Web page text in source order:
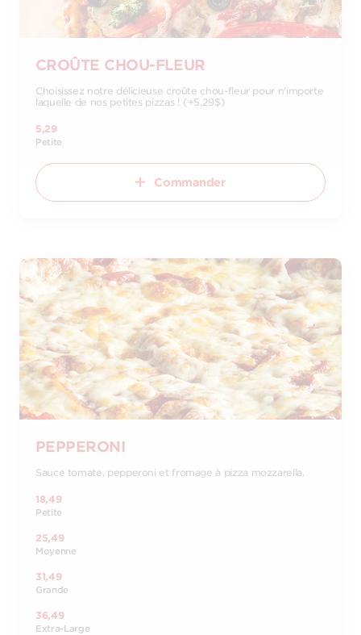
CROÛTE CHOU-FLEUR
Choisissez notre délicieuse croûte chou-fleur pour n'importe
laquelle de nos petites pizzas ! (+5.29$)
5,29
Petite
Commander
PEPPERONI
Sauce tomate, pepperoni et fromage à pizza mozzarella.
18,49
Petite
25,49
Moyenne
31,49
Grande
36,49
Extra-Large